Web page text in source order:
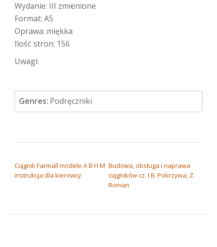
Wydanie: III zmienione
Format: A5
Oprawa: miękka
Ilość stron: 156
Uwagi:
Genres: Podręczniki
Ciągnik Farmall modele A B H M
instrukcja dla kierowcy
Budowa, obsługa i naprawa
ciągników cz. I B. Pokrzywa, Z.
Roman